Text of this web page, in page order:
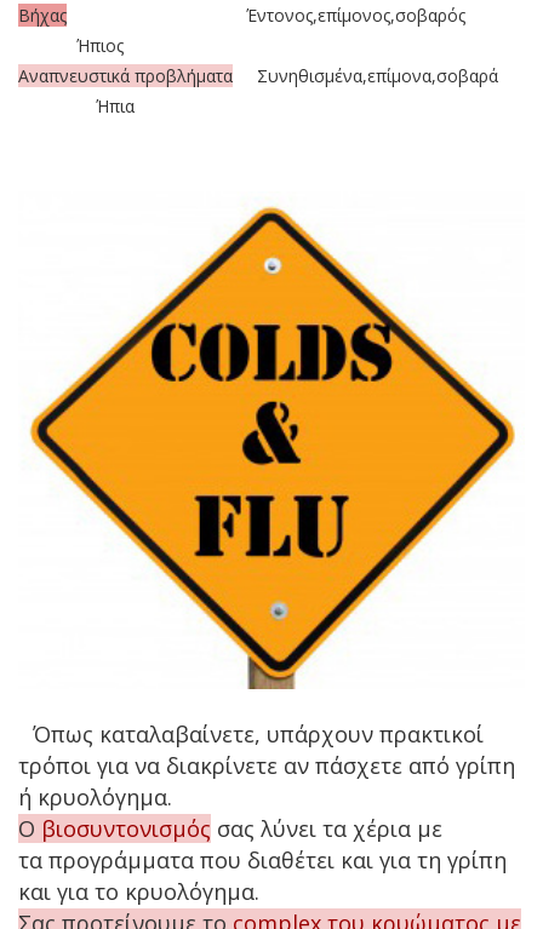
Βήχας Έντονος,επίμονος,σοβαρός
Ήπιος
Αναπνευστικά προβλήματα Συνηθισμένα,επίμονα,σοβαρά
Ήπια
Όπως καταλαβαίνετε, υπάρχουν πρακτικοί
τρόποι για να διακρίνετε αν πάσχετε από γρίπη
ή κρυολόγημα.
Ο βιοσυντονισμός σας λύνει τα χέρια με
τα προγράμματα που διαθέτει και για τη γρίπη
και για το κρυολόγημα.
Σας προτείνουμε το complex του κρυώματος με